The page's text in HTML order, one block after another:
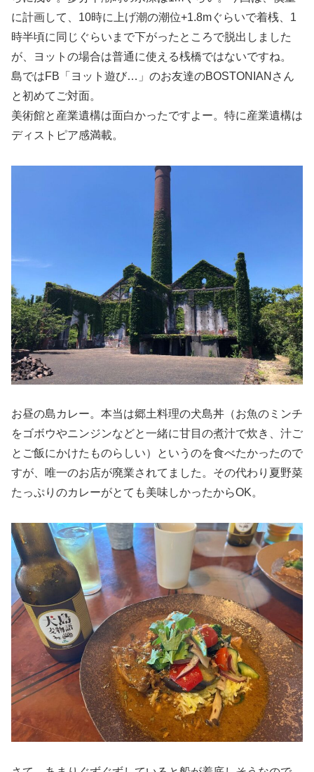
に計画して、10時に上げ潮の潮位+1.8mぐらいで着桟、1
時半頃に同じぐらいまで下がったところで脱出しました
が、ヨットの場合は普通に使える桟橋ではないですね。
島ではFB「ヨット遊び…」のお友達のBOSTONIANさん
と初めてご対面。
美術館と産業遺構は面白かったですよー。特に産業遺構は
ディストピア感満載。
お昼の島カレー。本当は郷土料理の犬島丼（お魚のミンチ
をゴボウやニンジンなどと一緒に甘目の煮汁で炊き、汁ご
とご飯にかけたものらしい）というのを食べたかったので
すが、唯一のお店が廃業されてました。その代わり夏野菜
たっぷりのカレーがとても美味しかったからOK。